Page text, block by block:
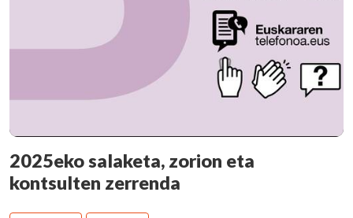
2025eko salaketa, zorion eta
kontsulten zerrenda